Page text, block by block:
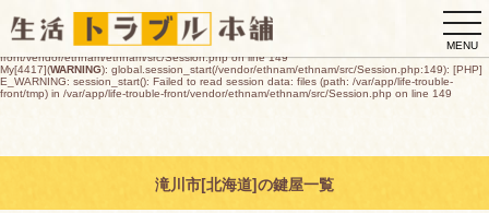
E_WARNING: session_start(): open(/var/app/life-trouble-
front/tmp/sess_c9f6847779ae7bf8891bf497e3e462081065595af1039827776a45f0261912f9,
O_RDWR) failed: デバイスに空き領域がありません (28) in /var/app/life-trouble-
front/vendor/ethnam/ethnam/src/Session.php on line 149
My[4417](WARNING): global.session_start(/vendor/ethnam/ethnam/src/Session.php:149): [PHP]
E_WARNING: session_start(): Failed to read session data: files (path: /var/app/life-trouble-
front/tmp) in /var/app/life-trouble-front/vendor/ethnam/ethnam/src/Session.php on line 149
MENU
滝川市[北海道]の鍵屋一覧